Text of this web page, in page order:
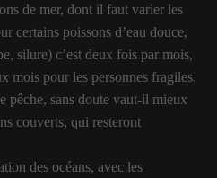
de mer, dont il faut varier les
certains poissons d’eau douce,
silure) c’est deux fois par mois,
mois pour les personnes fragiles.
pêche, sans doute vaut-il mieux
couverts, qui resteront
des océans, avec les